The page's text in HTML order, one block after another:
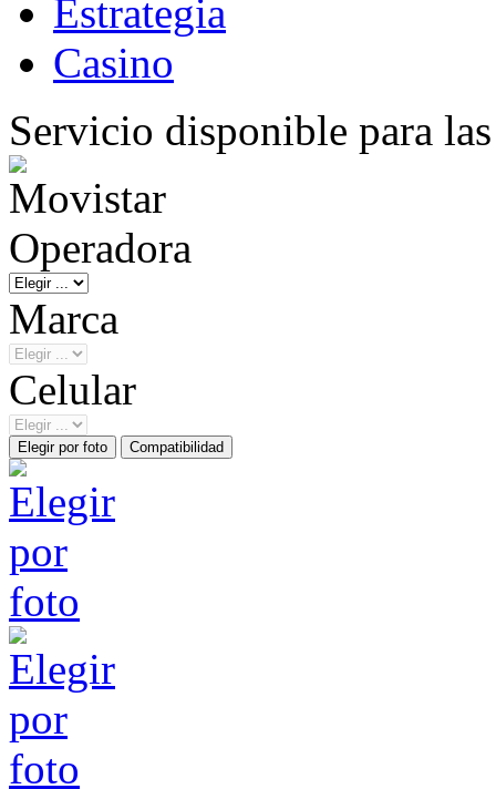
Estrategia
Casino
Servicio disponible para
Operadora
Marca
Celular